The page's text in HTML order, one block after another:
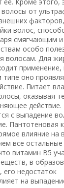
от
волос,
смягчающим и
особо
волосам. Для
применение,
оно
Питает
оказывая
действие.
с выпадение
Пантотеновая
влияние на
все
витамин В5
в
его недостаток
на